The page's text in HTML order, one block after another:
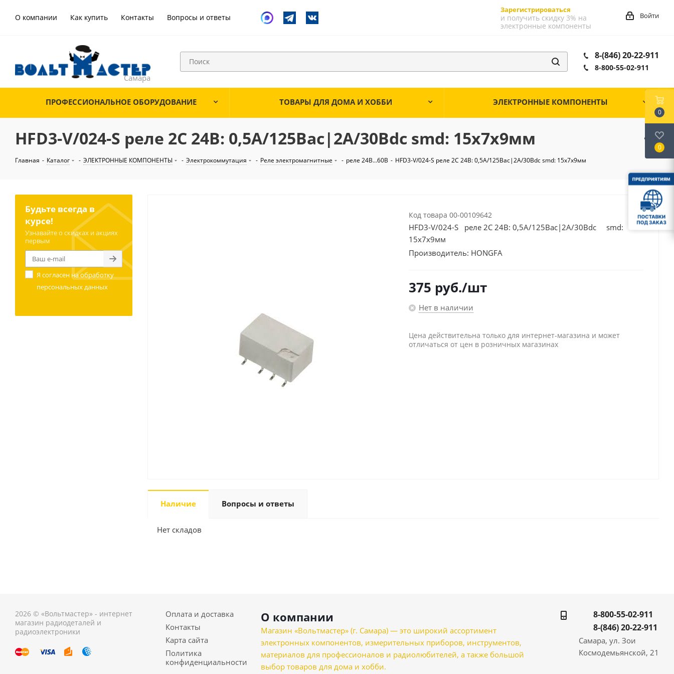
О компании Как купить Контакты Вопросы и ответы
Зарегистрироваться
и получить скидку 3% на
электронные компоненты
Войти
8-(846) 20-22-911
8-800-55-02-911
ПРОФЕССИОНАЛЬНОЕ ОБОРУДОВАНИЕ ТОВАРЫ ДЛЯ ДОМА И ХОББИ ЭЛЕКТРОННЫЕ КОМПОНЕНТЫ
HFD3-V/024-S реле 2С 24В: 0,5А/125Вac|2А/30Вdc smd: 15х7х9мм
Главная - Каталог - ЭЛЕКТРОННЫЕ КОМПОНЕНТЫ - Электрокоммутация - Реле электромагнитные - реле 24В...60В - HFD3-V/024-S реле 2С 24В: 0,5А/125Вac|2А/30Вdc smd: 15х7х9мм
Код товара 00-00109642
HFD3-V/024-S реле 2С 24В: 0,5А/125Вac|2А/30Вdc smd:
15х7х9мм
Производитель: HONGFA
375 руб./шт
Нет в наличии
Цена действительна только для интернет-магазина и может
отличаться от цен в розничных магазинах
Наличие Вопросы и ответы
Нет складов
Будьте всегда в
курсе!
Узнавайте о скидках и акциях
первым
Я согласен наобработку
персональных данных
2026 © «Вольтмастер» - интернет
магазин радиодеталей и
радиоэлектроники
Оплата и доставка
Контакты
Карта сайта
Политика
конфиденциальности
О компании
Магазин «Вольтмастер» (г. Самара) — это широкий ассортимент
электронных компонентов, измерительных приборов, инструментов,
материалов для профессионалов и радиолюбителей, а также большой
выбор товаров для дома и хобби.
8-800-55-02-911
8-(846) 20-22-911
Самара, ул. Зои
Космодемьянской, 21
0
0